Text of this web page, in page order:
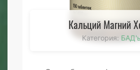
Кальций Магний
Категория: